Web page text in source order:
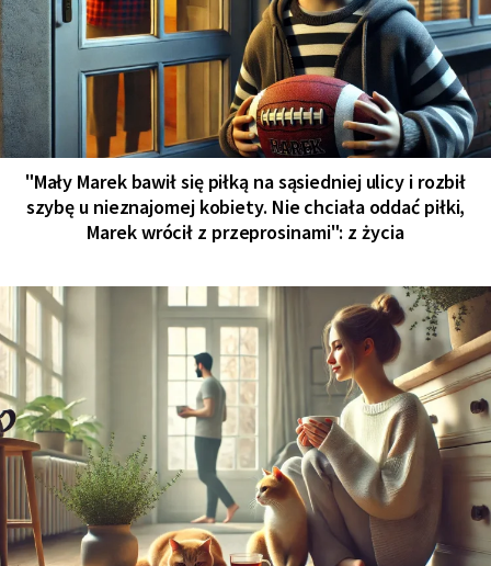
"Mały Marek bawił się piłką na sąsiedniej ulicy i rozbił
szybę u nieznajomej kobiety. Nie chciała oddać piłki,
Marek wrócił z przeprosinami": z życia